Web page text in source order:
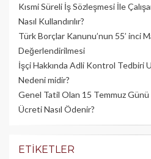
Kısmi Süreli İş Sözleşmesi İle
Nasıl Kullandırılır?
Türk Borçlar Kanunu’nun 55’ inci
Değerlendirilmesi
İşçi Hakkında Adli Kontrol Tedbiri
Nedeni midir?
Genel Tatil Olan 15 Temmuz Günü
Ücreti Nasıl Ödenir?
ETIKETLER